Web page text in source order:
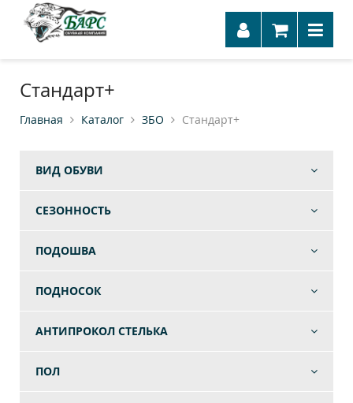
Стандарт+
Главная Каталог ЗБО Стандарт+
ВИД ОБУВИ
СЕЗОННОСТЬ
ПОДОШВА
ПОДНОСОК
АНТИПРОКОЛ СТЕЛЬКА
ПОЛ